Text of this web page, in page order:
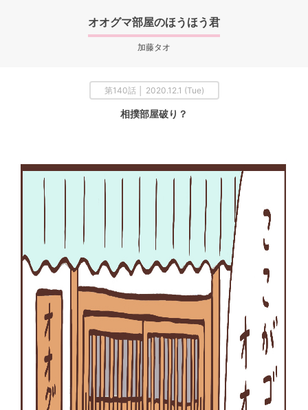
オオグマ部屋のほうほう君
加藤タオ
第140話 │ 2020.12.1 (Tue)
相撲部屋破り？